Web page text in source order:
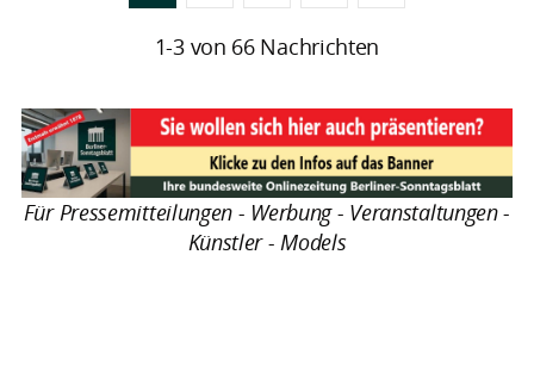
1-3 von 66 Nachrichten
Für Pressemitteilungen - Werbung - Veranstaltungen -
Künstler - Models